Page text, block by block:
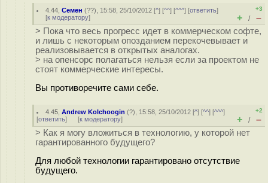
4.44 ,Семен (??), 15:58, 25/10/2012 [^] [^^] [^^^] [ответить]
[к модератору]
+3
+ / –
> Пока что весь прогресс идет в коммерческом софте,
и лишь с некоторым опозданием перекочевывает и
реализовывается в открытых аналогах.
> на опенсорс полагаться нельзя если за проектом не
стоят коммерческие интересы.
Вы противоречите сами себе.
4.45 ,Andrew Kolchoogin (?), 15:58, 25/10/2012 [^] [^^] [^^^]
[ответить] [к модератору]
+2
+ / –
> Как я могу вложиться в технологию, у которой нет
гарантированного будущего?
Для любой технологии гарантировано отсутствие
будущего.